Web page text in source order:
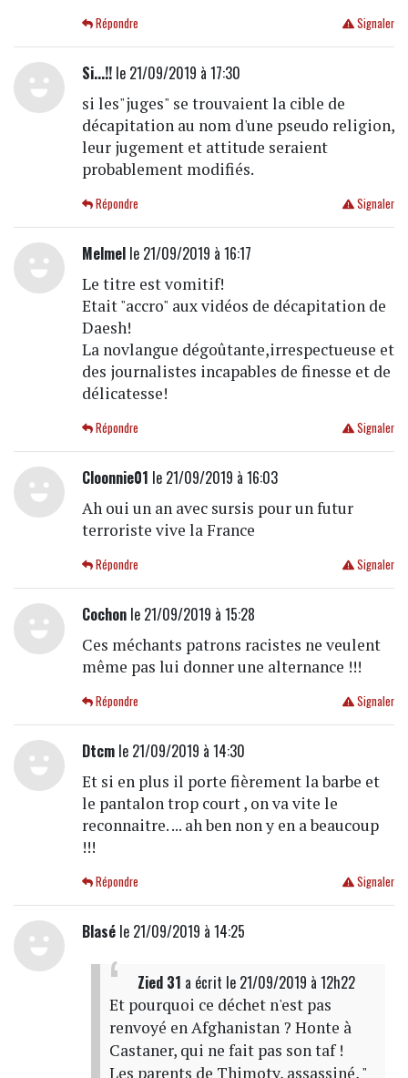
Signaler
Répondre
Si...!!le 21/09/2019 à 17:30
si les"juges" se trouvaient la cible de
décapitation au nom d'une pseudo religion,
leur jugement et attitude seraient
probablement modifiés.
Signaler
Répondre
Melmelle 21/09/2019 à 16:17
Le titre est vomitif!
Etait "accro" aux vidéos de décapitation de
Daesh!
La novlangue dégoûtante,irrespectueuse et
des journalistes incapables de finesse et de
délicatesse!
Signaler
Répondre
Cloonnie01 le 21/09/2019 à 16:03
Ah oui un an avec sursis pour un futur
terroriste vive la France
Signaler
Répondre
Cochonle 21/09/2019 à 15:28
Ces méchants patrons racistes ne veulent
même pas lui donner une alternance !!!
Signaler
Répondre
Dtcmle 21/09/2019 à 14:30
Et si en plus il porte fièrement la barbe et
le pantalon trop court , on va vite le
reconnaitre. ... ah ben non y en a beaucoup
!!!
Signaler
Répondre
Blaséle 21/09/2019 à 14:25
Zied 31 a écrit le 21/09/2019 à 12h22
Et pourquoi ce déchet n'est pas
renvoyé en Afghanistan ? Honte à
Castaner, qui ne fait pas son taf !
Les parents de Thimoty, assassiné, "